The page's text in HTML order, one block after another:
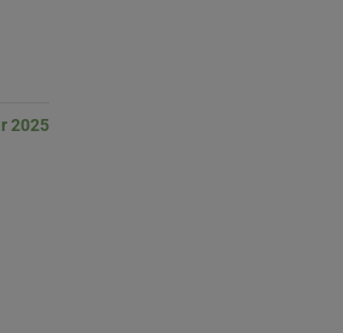
2025